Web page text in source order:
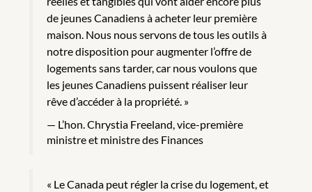
de jeunes Canadiens à acheter leur première
maison. Nous nous servons de tous les outils à
notre disposition pour augmenter l’offre de
logements sans tarder, car nous voulons que
les jeunes Canadiens puissent réaliser leur
rêve d’accéder à la propriété. »
L’hon. Chrystia Freeland, vice-première
ministre et ministre des Finances
« Le Canada peut régler la crise du logement, et